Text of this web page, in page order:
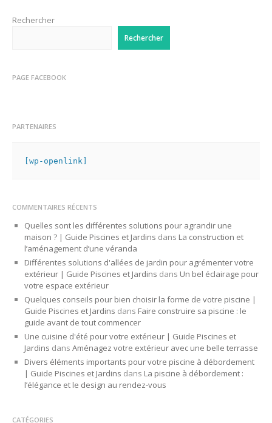
Rechercher
Rechercher
PAGE FACEBOOK
PARTENAIRES
[wp-openlink]
COMMENTAIRES RÉCENTS
Quelles sont les différentes solutions pour agrandir une
maison ? | Guide Piscines et Jardins dans La construction et
l’aménagement d’une véranda
Différentes solutions d'allées de jardin pour agrémenter votre
extérieur | Guide Piscines et Jardins dans Un bel éclairage pour
votre espace extérieur
Quelques conseils pour bien choisir la forme de votre piscine |
Guide Piscines et Jardins dans Faire construire sa piscine : le
guide avant de tout commencer
Une cuisine d'été pour votre extérieur | Guide Piscines et
Jardins dans Aménagez votre extérieur avec une belle terrasse
Divers éléments importants pour votre piscine à débordement
| Guide Piscines et Jardins dans La piscine à débordement :
l’élégance et le design au rendez-vous
CATÉGORIES